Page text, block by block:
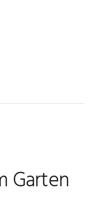
Garten